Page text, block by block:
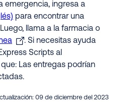
emergencia, ingresa a
para encontrar una
llama a la farmacia o
. Si necesitas ayuda
Scripts al
Las entregas podrían
09 de diciembre del 2023